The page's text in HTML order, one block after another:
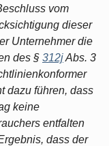
vom
dieser
Unternehmer die
des § 312jAbs. 3
dazu führen, dass
keine
entfalten
dass der